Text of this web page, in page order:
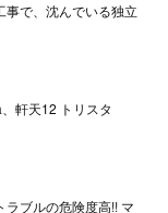
事で、沈んでいる独立
軒天12 トリスタ
ラブルの危険度高!! マ